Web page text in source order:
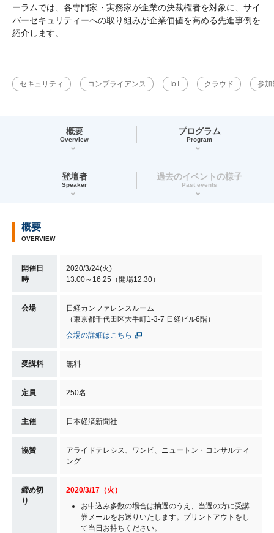
ーラムでは、各専門家・実務家が企業の決裁権者を対象に、サイ
バーセキュリティーへの取り組みが企業価値を高める先進事例を
紹介します。
セキュリティ コンプライアンス IoT クラウド 参加
概要
Overview
プログラム
Program
登壇者
Speaker
過去のイベントの様子
Past events
概要
OVERVIEW
開催日
時
2020/3/24(火)
13:00～16:25（開場12:30）
会場
日経カンファレンスルーム
（東京都千代田区大手町1-3-7 日経ビル6階）
会場の詳細はこちら
受講料 無料
定員 250名
主催 日本経済新聞社
協賛
アライドテレシス、ワンビ、ニュートン・コンサルティ
ング
締め切
り
2020/3/17（火）
お申込み多数の場合は抽選のうえ、当選の方に受講
券メールをお送りいたします。プリントアウトをし
て当日お持ちください。